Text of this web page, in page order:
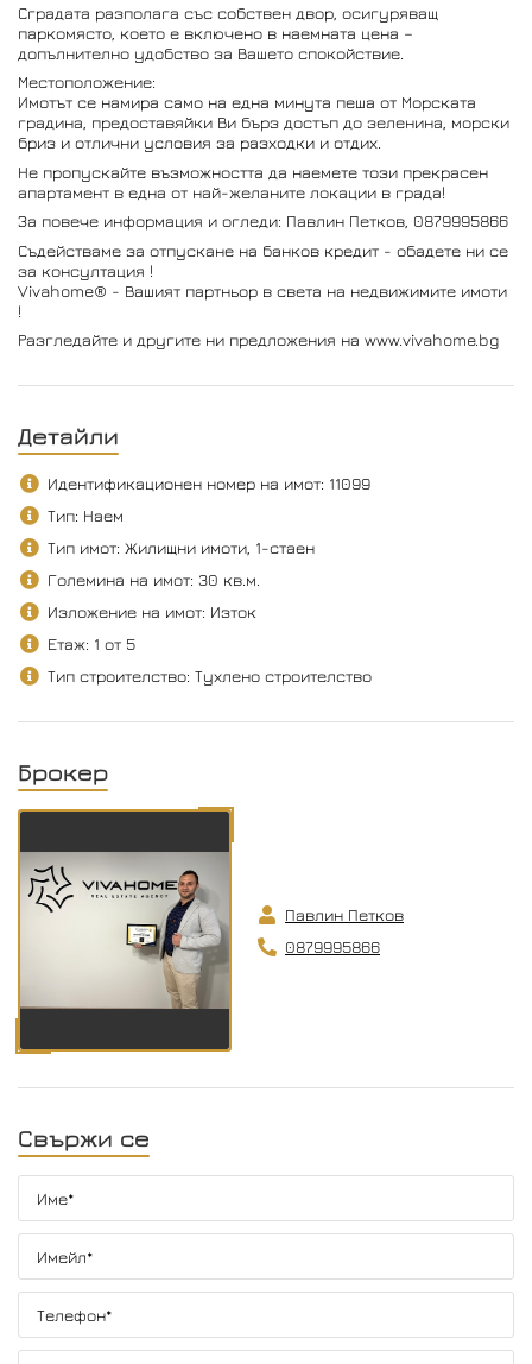
Сградата разполага със собствен двор, осигуряващ
паркомясто, което е включено в наемната цена –
допълнително удобство за Вашето спокойствие.
Местоположение:
Имотът се намира само на една минута пеша от Морската
градина, предоставяйки Ви бърз достъп до зеленина, морски
бриз и отлични условия за разходки и отдих.
Не пропускайте възможността да наемете този прекрасен
апартамент в една от най-желаните локации в града!
За повече информация и огледи: Павлин Петков, 0879995866
Съдействаме за отпускане на банков кредит - обадете ни се
за консултация !
Vivahome® - Вашият партньор в света на недвижимите имоти
!
Разгледайте и другите ни предложения на www.vivahome.bg
Детайли
Идентификационен номер на имот: 11099
Тип: Наем
Тип имот: Жилищни имоти, 1-стаен
Големина на имот: 30 кв.м.
Изложение на имот: Изток
Етаж: 1 от 5
Тип строителство: Тухлено строителство
Брокер
Павлин Петков
0879995866
Свържи се